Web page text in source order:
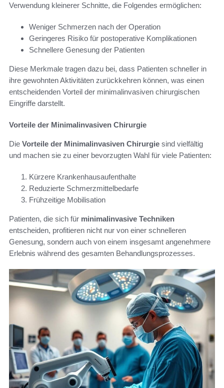
Verwendung kleinerer Schnitte, die Folgendes ermöglichen:
Weniger Schmerzen nach der Operation
Geringeres Risiko für postoperative Komplikationen
Schnellere Genesung der Patienten
Diese Merkmale tragen dazu bei, dass Patienten schneller in
ihre gewohnten Aktivitäten zurückkehren können, was einen
entscheidenden Vorteil der minimalinvasiven chirurgischen
Eingriffe darstellt.
Vorteile der Minimalinvasiven Chirurgie
Die Vorteile der Minimalinvasiven Chirurgie sind vielfältig
und machen sie zu einer bevorzugten Wahl für viele Patienten:
Kürzere Krankenhausaufenthalte
Reduzierte Schmerzmittelbedarfe
Frühzeitige Mobilisation
Patienten, die sich für minimalinvasive Techniken
entscheiden, profitieren nicht nur von einer schnelleren
Genesung, sondern auch von einem insgesamt angenehmere
Erlebnis während des gesamten Behandlungsprozesses.